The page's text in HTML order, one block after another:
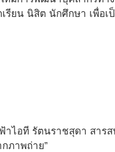
รียน นิสิต นักศึกษา เพื่อ
ไอที รัตนราชสุดา สารส
ภาพถ่าย”